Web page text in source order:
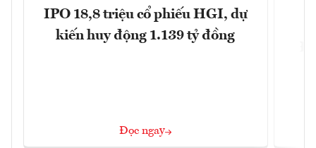
IPO 18,8 triệu cổ phiếu HGI, dự
kiến huy động 1.139 tỷ đồng
Đọc ngay